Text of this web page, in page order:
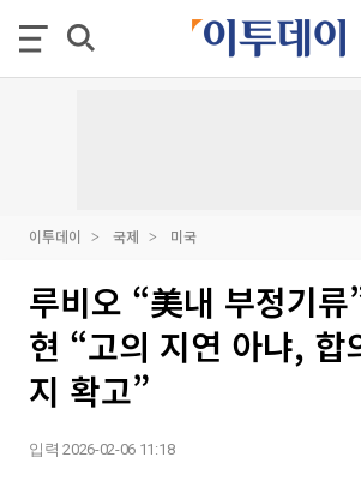
이투데이 국제 미국
루비오 “美내 부정기
현 “고의 지연 아냐, 합
지 확고”
입력 2026-02-06 11:18